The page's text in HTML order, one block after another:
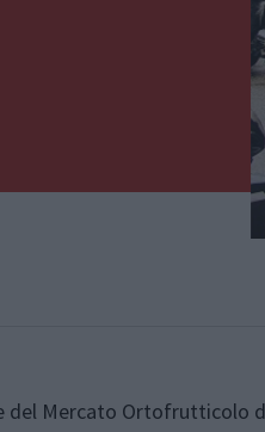
del Mercato Ortofrutticolo